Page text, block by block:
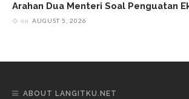
Arahan Dua Menteri Soal Penguatan
on AUGUST 5, 2026
ABOUT LANGITKU.NET